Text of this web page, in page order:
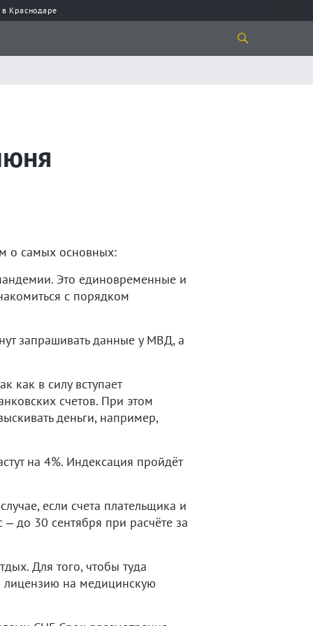
Краснодаре
о самых основных:
Это единовременные и
с порядком
запрашивать данные у МВД, а
как в силу вступает
счетов. При этом
деньги, например,
на 4%. Индексация пройдёт
если счета плательщика и
до 30 сентября при расчёте за
Для того, чтобы туда
лицензию на медицинскую